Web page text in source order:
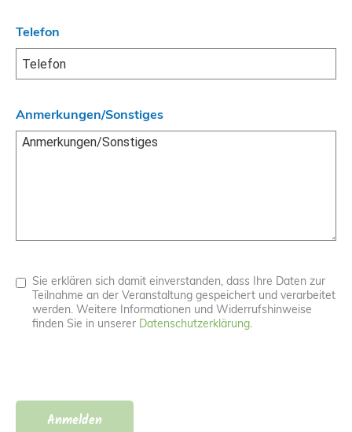
Telefon
Anmerkungen/Sonstiges
Sie erklären sich damit einverstanden, dass Ihre Daten zur
Teilnahme an der Veranstaltung gespeichert und verarbeitet
werden. Weitere Informationen und Widerrufshinweise
finden Sie in unserer Datenschutzerklärung.